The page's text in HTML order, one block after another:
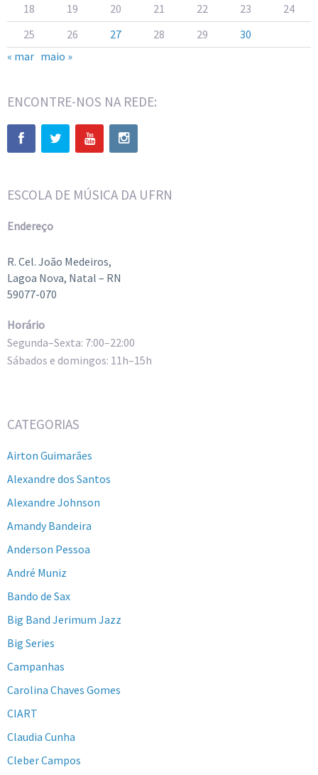
18
19 20 21 22 23
24
25
26 27 28 29
30
« mar maio »
ENCONTRE-NOS NA REDE:
ESCOLA DE MÚSICA DA UFRN
Endereço
R. Cel. João Medeiros,
Lagoa Nova, Natal – RN
59077-070
Horário
Segunda–Sexta: 7:00–22:00
Sábados e domingos: 11h–15h
CATEGORIAS
Airton Guimarães
Alexandre dos Santos
Alexandre Johnson
Amandy Bandeira
Anderson Pessoa
André Muniz
Bando de Sax
Big Band Jerimum Jazz
Big Series
Campanhas
Carolina Chaves Gomes
CIART
Claudia Cunha
Cleber Campos